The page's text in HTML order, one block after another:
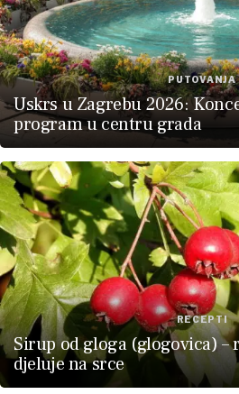
PUTOVANJA
Uskrs u Zagrebu 2026:
program u centru grada
RECEPTI
Sirup od gloga (glogovica) –
djeluje na srce